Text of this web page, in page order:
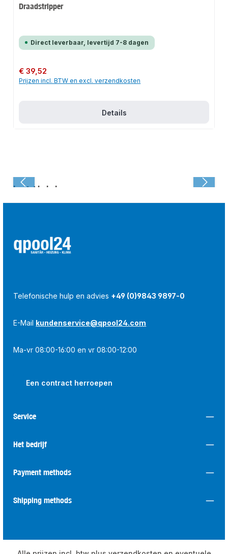
Draadstripper
Direct leverbaar, levertijd 7-8 dagen
Normale prijs:
€ 39,52
Prijzen incl. BTW en excl. verzendkosten
Details
Laatst bekeken:
Telefonische hulp en advies +49 (0)9843 9897-0
E-Mail kundenservice@qpool24.com
Ma-vr 08:00-16:00 en vr 08:00-12:00
Een contract herroepen
Service
Het bedrijf
Payment methods
Shipping methods